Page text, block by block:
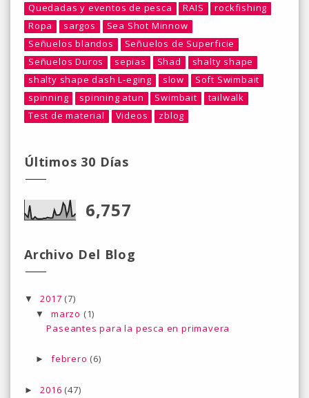
Quedadas y eventos de pesca
RAIS
rockfishing
Ropa
sargos
Sea Shot Minnow
Señuelos blandos
Señuelos de Superficie
Señuelos Duros
sepias Shad
shalty shape
shalty shape dash L-eging
slow
Soft Swimbait
spinning
spinning atun Swimbait
tailwalk
Test de material
Videos zblog
Últimos 30 Días
6,757
Archivo Del Blog
▼2017 (7)
▼ marzo (1)
Paseantes para la pesca en primavera
► febrero (6)
►2016 (47)